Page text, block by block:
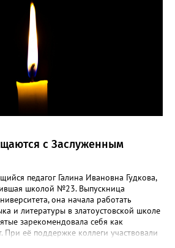
с Заслуженным
педагог Галина Ивановна Гудкова,
школой №23. Выпускница
она начала работать
и литературы в златоустовской школе
зарекомендовала себя как
При её поддержке коллеги участвовали